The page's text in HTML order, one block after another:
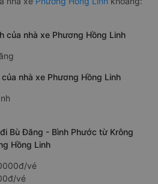
của nhà xe Phương Hồng Linh
nhà xe Phương Hồng Linh
Bù Đăng - Bình Phước từ Krông
Hồng Linh
vé
vé